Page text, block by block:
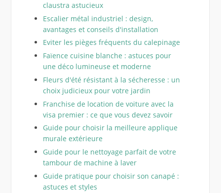
claustra astucieux
Escalier métal industriel : design,
avantages et conseils d'installation
Eviter les pièges fréquents du calepinage
Faïence cuisine blanche : astuces pour
une déco lumineuse et moderne
Fleurs d'été résistant à la sécheresse : un
choix judicieux pour votre jardin
Franchise de location de voiture avec la
visa premier : ce que vous devez savoir
Guide pour choisir la meilleure applique
murale extérieure
Guide pour le nettoyage parfait de votre
tambour de machine à laver
Guide pratique pour choisir son canapé :
astuces et styles